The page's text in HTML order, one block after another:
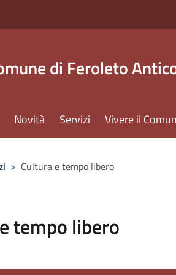
di Feroleto
Novità Servizi Vivere il
> Cultura e tempo libero
tempo libero